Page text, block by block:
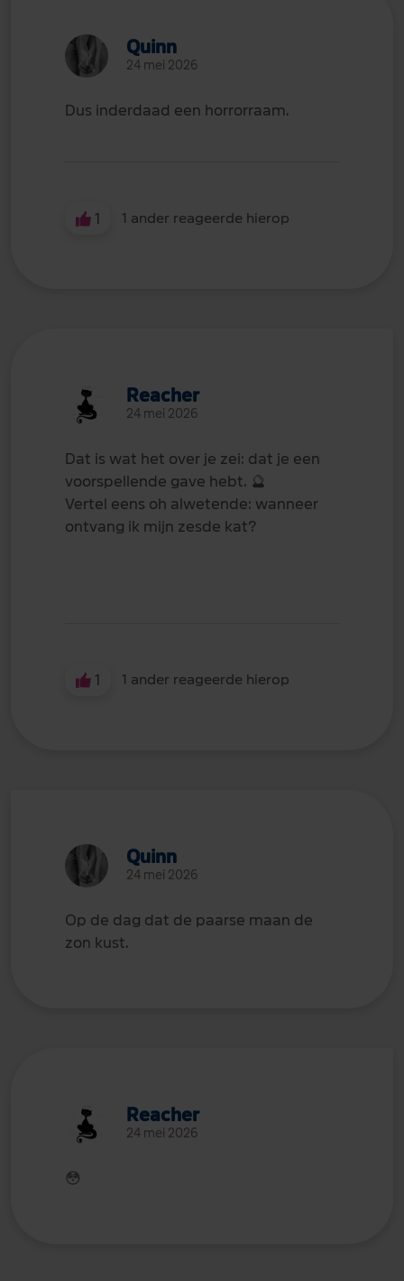
Quinn
24 mei 2026
Dus inderdaad een horrorraam.
1 1 ander reageerde hierop
Reacher
24 mei 2026
Dat is wat het over je zei: dat je een
voorspellende gave hebt. 🔮
Vertel eens oh alwetende: wanneer
ontvang ik mijn zesde kat?
1 1 ander reageerde hierop
Quinn
24 mei 2026
Op de dag dat de paarse maan de
zon kust.
Reacher
24 mei 2026
😳